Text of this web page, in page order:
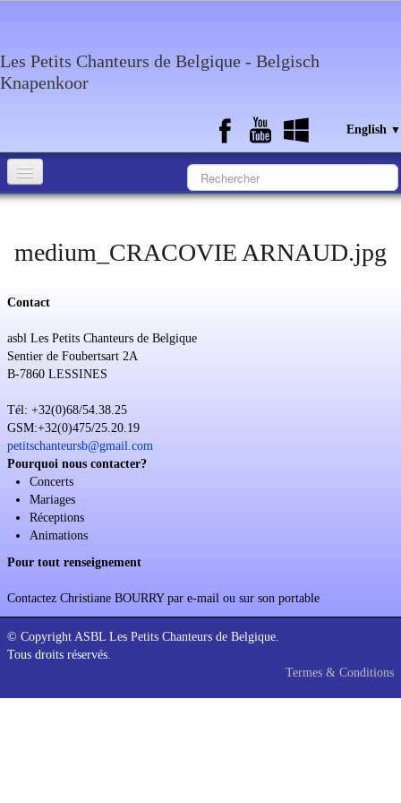
Les Petits Chanteurs de Belgique - Belgisch
Knapenkoor
English ▼
What about the choir
Discography
Soutien
Sponsoring
Events
medium_CRACOVIE ARNAUD.jpg
Contact
asbl Les Petits Chanteurs de Belgique
Sentier de Foubertsart 2A
B-7860 LESSINES
Tél: +32(0)68/54.38.25
GSM:+32(0)475/25.20.19
petitschanteursb@gmail.com
Pourquoi nous contacter?
Concerts
Mariages
Réceptions
Animations
Pour tout renseignement
Contactez Christiane BOURRY par e-mail ou sur son portable
© Copyright ASBL Les Petits Chanteurs de Belgique.
Tous droits réservés.
Termes & Conditions